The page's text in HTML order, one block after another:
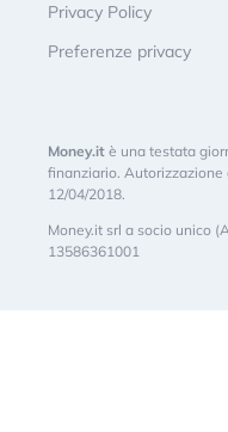
Privacy Policy
Preferenze privacy
Money.it è una testata
finanziario. Autorizzazione
12/04/2018.
Money.it srl a socio unico
13586361001